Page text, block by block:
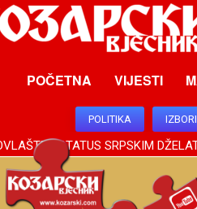
POČETNA VIJESTI
POLITIKA
STATUS SRPSKIM
PODRŠKA SRBIJE ZA SRPSKU